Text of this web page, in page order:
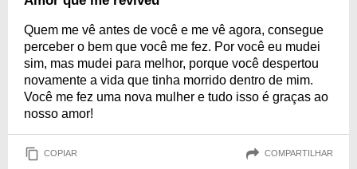
Quem me vê antes de você e me vê agora, consegue
perceber o bem que você me fez. Por você eu mudei
sim, mas mudei para melhor, porque você despertou
novamente a vida que tinha morrido dentro de mim.
Você me fez uma nova mulher e tudo isso é graças ao
nosso amor!
COPIAR COMPARTILHAR